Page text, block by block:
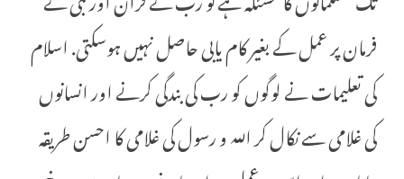
فرمان پر عمل کے بغیر کام یابی حاصل نہیں ہوسکتی. اسلام
کی تعلیمات نے لوگوں کو رب کی بندگی کرنے اور انسانوں
کی غلامی سے نکال کر اللہ و رسول کی غلامی کا احسن طریقہ